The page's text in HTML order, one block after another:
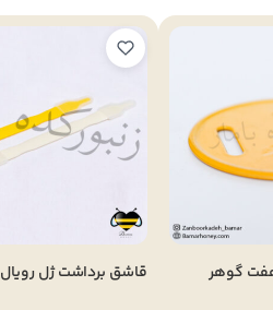
گوهر قاشق برداشت ژل